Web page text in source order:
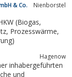
& Co.
Nienborstel
(Biogas,
Hagenow
inhabergeführten